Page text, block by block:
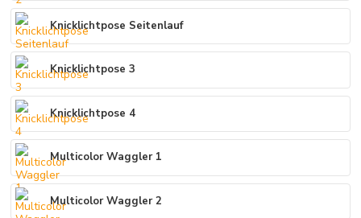
Knicklichtpose Seitenlauf
Knicklichtpose 3
Knicklichtpose 4
Multicolor Waggler 1
Multicolor Waggler 2